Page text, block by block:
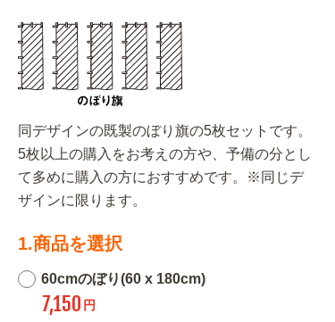
同デザインの既製のぼり旗の5枚セットです。
5枚以上の購入をお考えの方や、予備の分とし
て多めに購入の方におすすめです。※同じデ
ザインに限ります。
1.商品を選択
60cmのぼり(60 x 180cm)
7,150 円